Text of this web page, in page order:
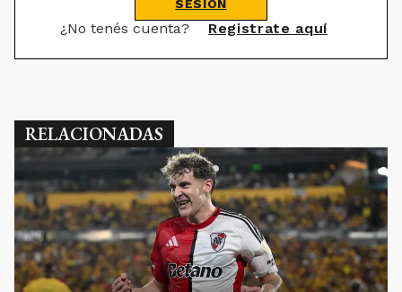
SESIÓN
¿No tenés cuenta? Registrate aquí
RELACIONADAS